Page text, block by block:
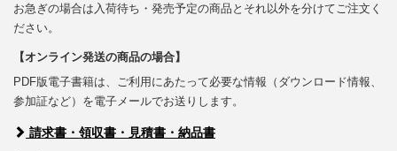
お急ぎの場合は入荷待ち・発売予定の商品とそれ以外を分けてご注文く
ださい。
【オンライン発送の商品の場合】
PDF版電子書籍は、ご利用にあたって必要な情報（ダウンロード情報、
参加証など）を電子メールでお送りします。
請求書・領収書・見積書・納品書